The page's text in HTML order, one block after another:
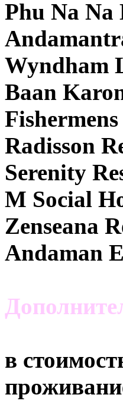
Phu Na Na
Wyndham
Baan
Radisson
Serenity
M Social
Zenseana
Andaman
в